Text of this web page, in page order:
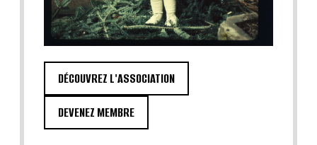
DÉCOUVREZ L'ASSOCIATION
DEVENEZ MEMBRE